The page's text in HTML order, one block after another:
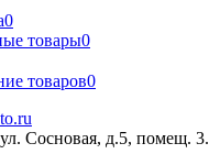
0
товары0
товаров0
Сосновая, д.5, помещ. 3.